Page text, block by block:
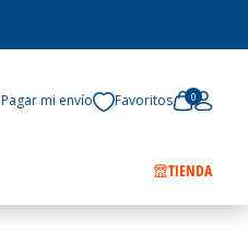
Pagar mi envío Favoritos 0
TIENDA